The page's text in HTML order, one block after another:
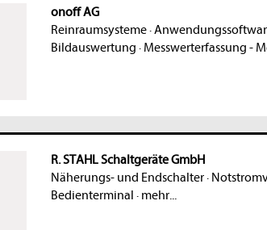
onoff AG
Reinraumsysteme·
Bildauswertung · Messwerterfassung -
R. STAHL Schaltgeräte GmbH
Näherungs- und Endschalter·
Bedienterminal · mehr...